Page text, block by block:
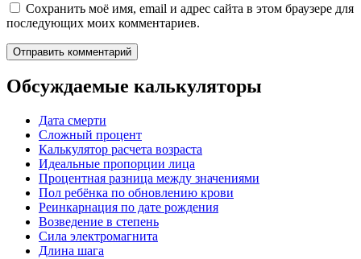
Сохранить моё имя, email и адрес сайта в этом браузере для
последующих моих комментариев.
Обсуждаемые калькуляторы
Дата смерти
Сложный процент
Калькулятор расчета возраста
Идеальные пропорции лица
Процентная разница между значениями
Пол ребёнка по обновлению крови
Реинкарнация по дате рождения
Возведение в степень
Сила электромагнита
Длина шага